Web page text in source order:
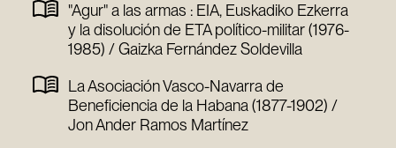
"Agur" a las armas : EIA, Euskadiko Ezkerra
y la disolución de ETA político-militar (1976-
1985) / Gaizka Fernández Soldevilla
La Asociación Vasco-Navarra de
Beneficiencia de la Habana (1877-1902) /
Jon Ander Ramos Martínez